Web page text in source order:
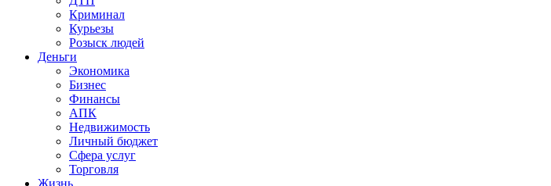
Криминал
Курьезы
Розыск людей
Деньги
Экономика
Бизнес
Финансы
АПК
Недвижимость
Личный бюджет
Сфера услуг
Торговля
Жизнь